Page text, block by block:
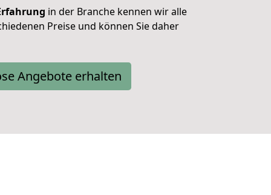
in der Branche kennen wir alle
Preise und können Sie daher
Angebote erhalten